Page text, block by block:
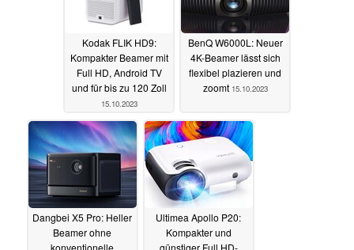
Kodak FLIK HD9:
Kompakter Beamer mit
Full HD, Android TV
und für bis zu 120 Zoll
15.10.2023
BenQ W6000L: Neuer
4K-Beamer lässt sich
flexibel plazieren und
zoomt 15.10.2023
Dangbei X5 Pro: Heller
Beamer ohne
Ultimea Apollo P20:
Kompakter und